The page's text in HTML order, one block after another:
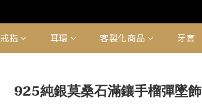
戒指 耳環 客製化商品 牙套
925純銀莫桑石滿鑲手榴彈墜飾